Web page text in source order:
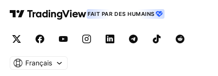
FAIT PAR DES HUMAINS
Français